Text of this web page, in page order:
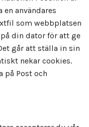
användares
som webbplatsen
din dator för att ge
går att ställa in sin
nekar cookies.
på Post och